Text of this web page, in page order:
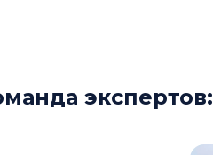
экспертов: